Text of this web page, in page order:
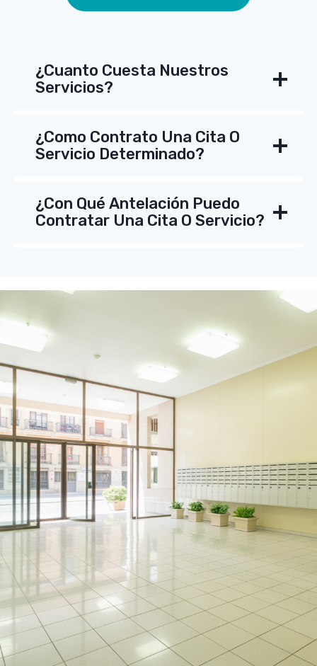
¿Cuanto Cuesta Nuestros
Servicios?
¿Como Contrato Una Cita O
Servicio Determinado?
¿Con Qué Antelación Puedo
Contratar Una Cita O Servicio?